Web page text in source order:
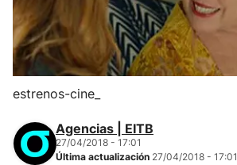
estrenos-cine_
Agencias | EITB
27/04/2018 - 17:01
Última actualización 27/04/2018 - 17:01